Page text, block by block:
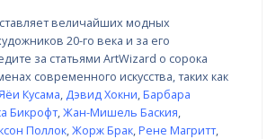
величайших модных
20-го века и за его
за статьями ArtWizard о сорока
современного искусства, таких как
Кусама, Дэвид Хокни,Барбара
Бикрофт,Жан-Мишель Баския,
Поллок,Жорж Брак,Рене Магритт,